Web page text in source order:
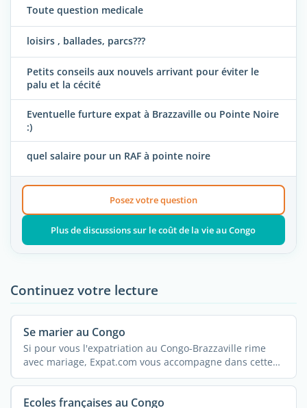
Toute question medicale
loisirs , ballades, parcs???
Petits conseils aux nouvels arrivant pour éviter le
palu et la cécité
Eventuelle furture expat à Brazzaville ou Pointe Noire
:)
quel salaire pour un RAF à pointe noire
Posez votre question
Plus de discussions sur le coût de la vie au Congo
Continuez votre lecture
Se marier au Congo
Si pour vous l'expatriation au Congo-Brazzaville rime
avec mariage, Expat.com vous accompagne dans cette
belle ...
Ecoles françaises au Congo